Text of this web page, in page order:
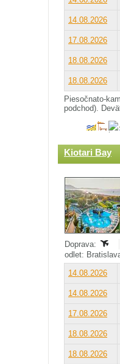
14.08.2026
17.08.2026
18.08.2026
18.08.2026
Piesočnato-
podchod).
Kiotari Bay
Doprava:
odlet:
14.08.2026
14.08.2026
17.08.2026
18.08.2026
18.08.2026